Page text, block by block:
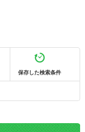
保存した検索条件